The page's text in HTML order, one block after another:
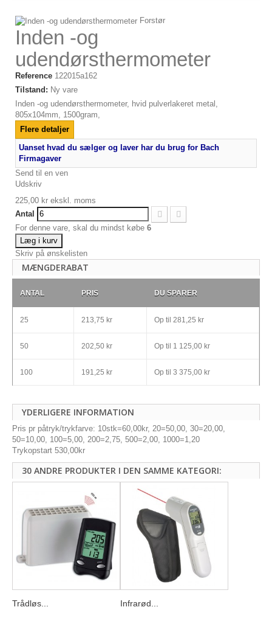
Forstør
Inden -og
udendørsthermometer
Reference 122015a162
Tilstand: Ny vare
Inden -og udendørsthermometer, hvid pulverlakeret metal,
805x104mm, 1500gram,
Flere detaljer
Uanset hvad du sælger og laver har du brug for Bach
Firmagaver
Send til en ven
Udskriv
225,00 kr ekskl. moms
Antal
For denne vare, skal du mindst købe 6
Læg i kurv
Skriv på ønskelisten
MÆNGDERABAT
ANTAL PRIS DU SPARER
25 213,75 kr Op til 281,25 kr
50 202,50 kr Op til 1 125,00 kr
100 191,25 kr Op til 3 375,00 kr
YDERLIGERE INFORMATION
Pris pr påtryk/trykfarve: 10stk=60,00kr, 20=50,00, 30=20,00,
50=10,00, 100=5,00, 200=2,75, 500=2,00, 1000=1,20
Trykopstart 530,00kr
30 ANDRE PRODUKTER I DEN SAMME KATEGORI:
Trådløs... Infrarød...